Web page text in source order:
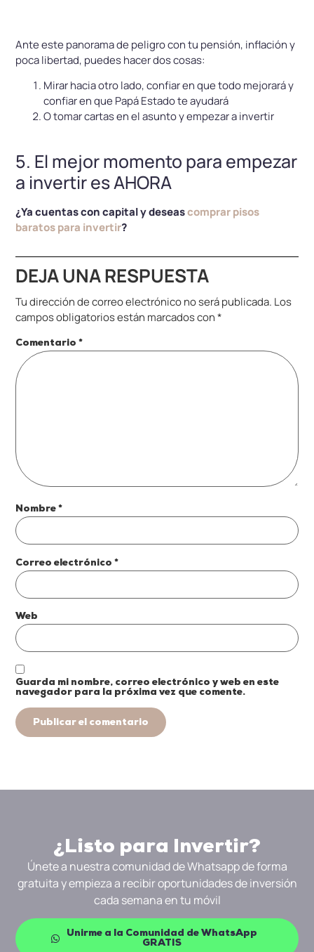
Ante este panorama de peligro con tu pensión, inflación y
poca libertad, puedes hacer dos cosas:
Mirar hacia otro lado, confiar en que todo mejorará y
confiar en que Papá Estado te ayudará
O tomar cartas en el asunto y empezar a invertir
5. El mejor momento para empezar
a invertir es AHORA
¿Ya cuentas con capital y deseascomprar pisos
baratos para invertir?
DEJA UNA RESPUESTA
Tu dirección de correo electrónico no será publicada. Los
campos obligatorios están marcados con*
Comentario*
Nombre*
Correo electrónico*
Web
Guarda mi nombre, correo electrónico y web en este
navegador para la próxima vez que comente.
¿Listo para Invertir?
Únete a nuestra comunidad de Whatsapp de forma
gratuita y empieza a recibir oportunidades de inversión
cada semana en tu móvil
Unirme a la Comunidad de WhatsApp
GRATIS